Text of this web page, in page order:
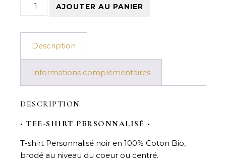
AJOUTER AU PANIER
Description
Informations complémentaires
DESCRIPTION
• TEE-SHIRT PERSONNALISÉ •
T-shirt Personnalisé noir en 100% Coton Bio,
brodé au niveau du coeur ou centré.